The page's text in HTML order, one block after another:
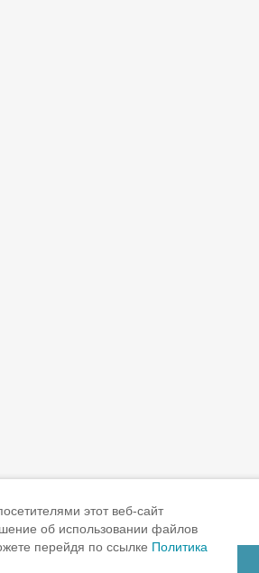
этот веб-сайт
об использовании файлов
перейдя по ссылке Политика